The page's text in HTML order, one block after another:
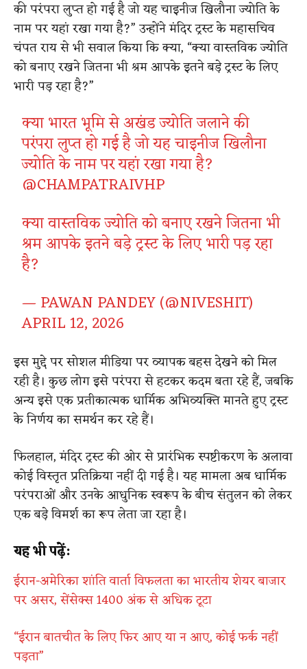
की परंपरा लुप्त हो गई है जो यह चाइनीज खिलौना ज्योति के
नाम पर यहां रखा गया है?” उन्होंने मंदिर ट्रस्ट के महासचिव
चंपत राय से भी सवाल किया कि क्या, “क्या वास्तविक ज्योति
को बनाए रखने जितना भी श्रम आपके इतने बड़े ट्रस्ट के लिए
भारी पड़ रहा है?”
क्या भारत भूमि से अखंड ज्योति जलाने की
परंपरा लुप्त हो गई है जो यह चाइनीज खिलौना
ज्योति के नाम पर यहां रखा गया है?
@CHAMPATRAIVHP
क्या वास्तविक ज्योति को बनाए रखने जितना भी
श्रम आपके इतने बड़े ट्रस्ट के लिए भारी पड़ रहा
है?
— PAWAN PANDEY (@NIVESHIT)
APRIL 12, 2026
इस मुद्दे पर सोशल मीडिया पर व्यापक बहस देखने को मिल
रही है। कुछ लोग इसे परंपरा से हटकर कदम बता रहे हैं, जबकि
अन्य इसे एक प्रतीकात्मक धार्मिक अभिव्यक्ति मानते हुए ट्रस्ट
के निर्णय का समर्थन कर रहे हैं।
फिलहाल, मंदिर ट्रस्ट की ओर से प्रारंभिक स्पष्टीकरण के अलावा
कोई विस्तृत प्रतिक्रिया नहीं दी गई है। यह मामला अब धार्मिक
परंपराओं और उनके आधुनिक स्वरूप के बीच संतुलन को लेकर
एक बड़े विमर्श का रूप लेता जा रहा है।
यह भी पढ़ें:
ईरान-अमेरिका शांति वार्ता विफलता का भारतीय शेयर बाजार
पर असर, सेंसेक्स 1400 अंक से अधिक टूटा
“ईरान बातचीत के लिए फिर आए या न आए, कोई फर्क नहीं
पड़ता”